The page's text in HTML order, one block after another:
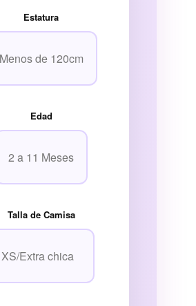
Estatura
Edad
Talla de Camisa